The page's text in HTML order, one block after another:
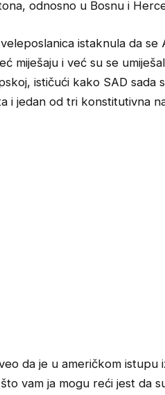
odnosno u Bosnu i
istaknula da
miješaju i već su se
ističući kako SAD sada
i jedan od tri konstitutivna
da je u američkom
vam ja mogu reći jest da